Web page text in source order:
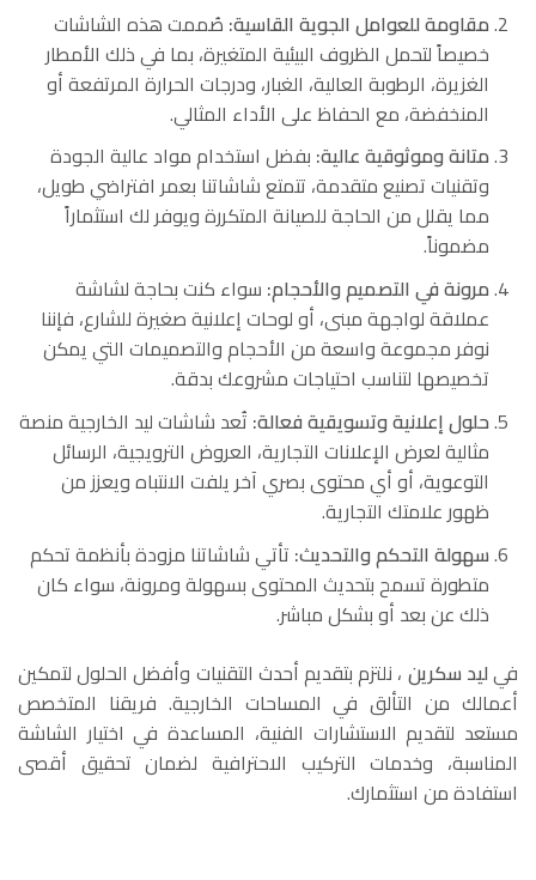
مقاومة للعوامل الجوية القاسية: صُممت هذه الشاشات
خصيصاً لتحمل الظروف البيئية المتغيرة، بما في ذلك الأمطار
الغزيرة، الرطوبة العالية، الغبار، ودرجات الحرارة المرتفعة أو
المنخفضة، مع الحفاظ على الأداء المثالي.
متانة وموثوقية عالية: بفضل استخدام مواد عالية الجودة
وتقنيات تصنيع متقدمة، تتمتع شاشاتنا بعمر افتراضي طويل،
مما يقلل من الحاجة للصيانة المتكررة ويوفر لك استثماراً
مضموناً.
مرونة في التصميم والأحجام: سواء كنت بحاجة لشاشة
عملاقة لواجهة مبنى، أو لوحات إعلانية صغيرة للشارع، فإننا
نوفر مجموعة واسعة من الأحجام والتصميمات التي يمكن
تخصيصها لتناسب احتياجات مشروعك بدقة.
حلول إعلانية وتسويقية فعالة: تُعد شاشات ليد الخارجية منصة
مثالية لعرض الإعلانات التجارية، العروض الترويجية، الرسائل
التوعوية، أو أي محتوى بصري آخر يلفت الانتباه ويعزز من
ظهور علامتك التجارية.
سهولة التحكم والتحديث: تأتي شاشاتنا مزودة بأنظمة تحكم
متطورة تسمح بتحديث المحتوى بسهولة ومرونة، سواء كان
ذلك عن بعد أو بشكل مباشر.
فيليد سكرين ، نلتزم بتقديم أحدث التقنيات وأفضل الحلول لتمكين
أعمالك من التألق في المساحات الخارجية. فريقنا المتخصص
مستعد لتقديم الاستشارات الفنية، المساعدة في اختيار الشاشة
المناسبة، وخدمات التركيب الاحترافية لضمان تحقيق أقصى
استفادة من استثمارك.